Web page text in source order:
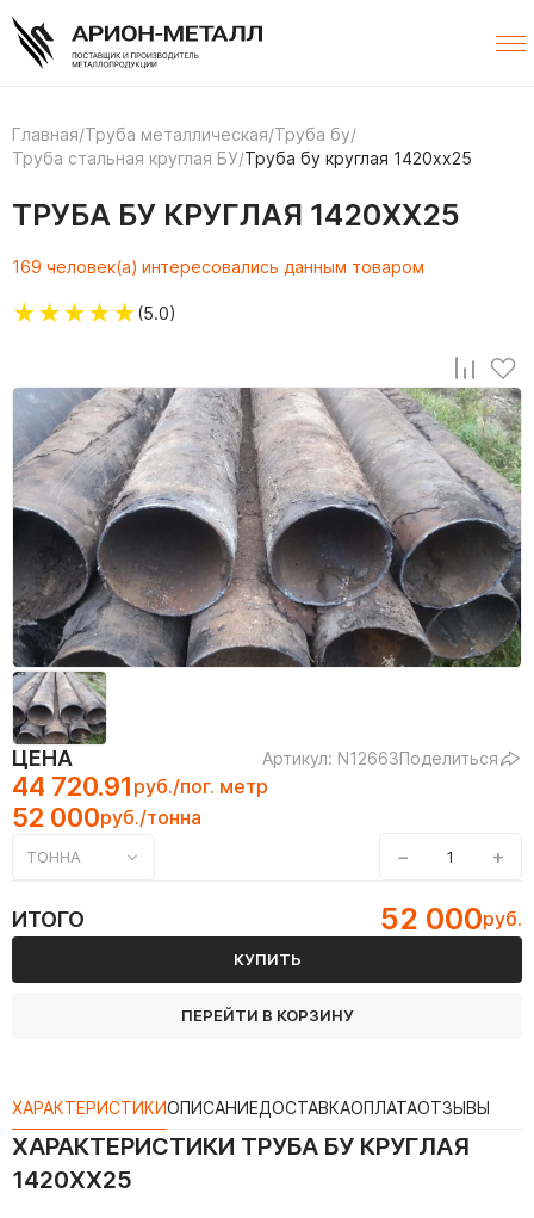
Главная/Труба металлическая/Труба бу/
Труба стальная круглая БУ/Труба бу круглая 1420хх25
ТРУБА БУ КРУГЛАЯ 1420ХХ25
169 человек(а) интересовались данным товаром
★★★★★(5.0)
ЦЕНА Артикул: N12663Поделиться
44 720.91 руб./пог. метр
52 000руб./тонна
ТОННА − +
ИТОГО 52 000руб.
КУПИТЬ
ПЕРЕЙТИ В КОРЗИНУ
ХАРАКТЕРИСТИКИОПИСАНИЕДОСТАВКАОПЛАТАОТЗЫВЫ
ХАРАКТЕРИСТИКИ ТРУБА БУ КРУГЛАЯ
1420ХХ25